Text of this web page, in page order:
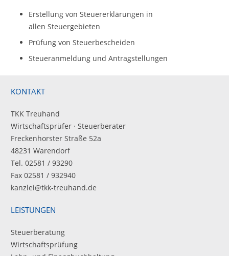
Erstellung von Steuererklärungen in
allen Steuergebieten
Prüfung von Steuerbescheiden
Steueranmeldung und Antragstellungen
KONTAKT
TKK Treuhand
Wirtschaftsprüfer · Steuerberater
Freckenhorster Straße 52a
48231 Warendorf
Tel. 02581 / 93290
Fax 02581 / 932940
kanzlei@tkk-treuhand.de
LEISTUNGEN
Steuerberatung
Wirtschaftsprüfung